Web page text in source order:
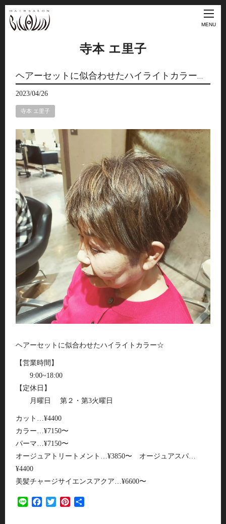
MENU
寺本 エ里子
ヘアーセットに似合わせたハイライトカラー…
2023/04/26
寺本 エ里子
ヘアーセットに似合わせたハイライトカラー☆
【営業時間】
9:00~18:00
【定休日】
月曜日 第２・第3火曜日
カット…¥4400
カラー…¥7150〜
パーマ…¥7150〜
オージュアトリートメント…¥3850〜 オージュアスパ…
¥4400
美髪チャージサイエンスアクア…¥6600〜
Line FacebookTwitterPinterest